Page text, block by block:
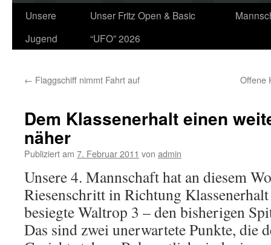
Zum
Inhalt
Unsere
Jugend
Unser Fritz Open & Basic
“UFO” 2026
← Flaggschiff nimmt Fahrt auf Offene
Dem Klassenerhalt einen
näher
Publiziert am 7. Februar 2011 von admin
Unsere 4. Mannschaft hat an diesem
Riesenschritt in Richtung Klassenerhalt
besiegte Waltrop 3 – den bisherigen
Das sind zwei unerwartete Punkte, die